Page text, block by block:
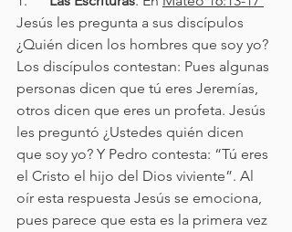
Jesús les pregunta a sus discípulos
¿Quién dicen los hombres que soy yo?
Los discípulos contestan: Pues algunas
personas dicen que tú eres Jeremías,
otros dicen que eres un profeta. Jesús
les preguntó ¿Ustedes quién dicen
que soy yo? Y Pedro contesta: “Tú eres
el Cristo el hijo del Dios viviente”. Al
oír esta respuesta Jesús se emociona,
pues parece que esta es la primera vez